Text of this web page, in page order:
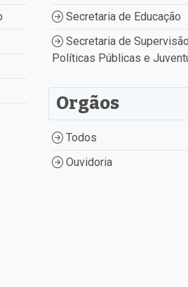
Secretaria de Educação
Secretaria de
Políticas Públicas e
Orgãos
Todos
Ouvidoria